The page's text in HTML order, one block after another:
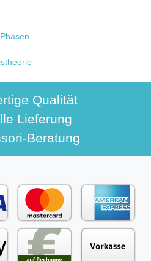
Qualität
Lieferung
Beratung